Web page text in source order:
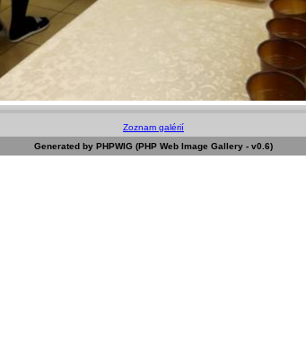
Zoznam galérií
Generated by PHPWIG (PHP Web Image Gallery - v0.6)